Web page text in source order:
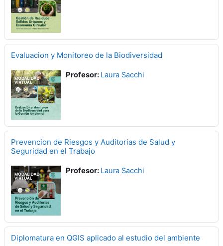
Evaluacion y Monitoreo de la Biodiversidad
Profesor: Laura Sacchi
Prevencion de Riesgos y Auditorias de Salud y
Seguridad en el Trabajo
Profesor: Laura Sacchi
Diplomatura en QGIS aplicado al estudio del ambiente